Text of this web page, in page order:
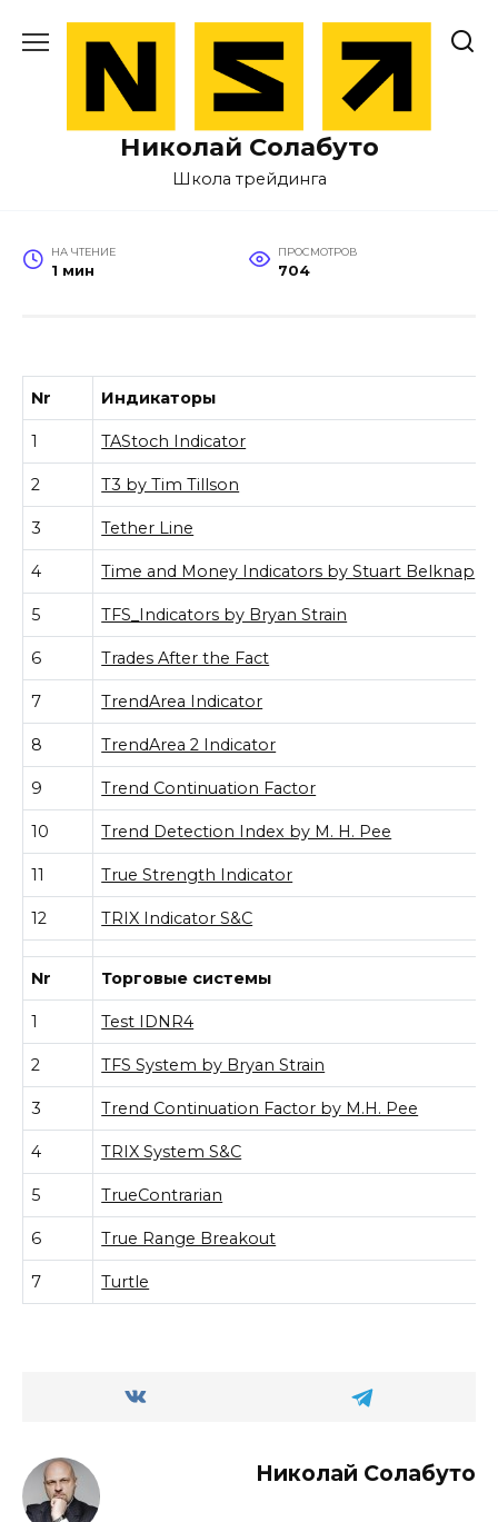
содержанию
Николай Солабуто
Школа трейдинга
НА ЧТЕНИЕ
1 мин
ПРОСМОТРОВ
704
Nr Индикаторы
1 TAStoch Indicator
2 T3 by Tim Tillson
3 Tether Line
4 Time and Money Indicators by Stuart Belknap
5 TFS_Indicators by Bryan Strain
6 Trades After the Fact
7 TrendArea Indicator
8 TrendArea 2 Indicator
9 Trend Continuation Factor
10 Trend Detection Index by M. H. Pee
11 True Strength Indicator
12 TRIX Indicator S&C
Nr Торговые системы
1 Test IDNR4
2 TFS System by Bryan Strain
3 Trend Continuation Factor by M.H. Pee
4 TRIX System S&C
5 TrueContrarian
6 True Range Breakout
7 Turtle
Николай Солабуто